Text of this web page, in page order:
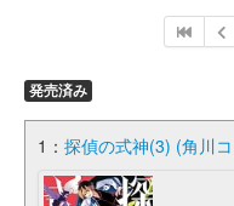
発売済み
1： 探偵の式神(3) (角川